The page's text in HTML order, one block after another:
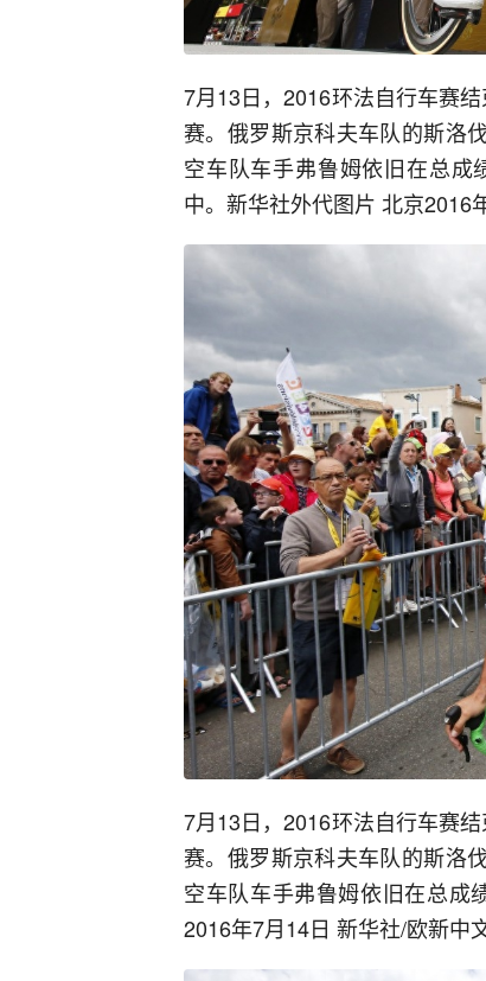
7月13日，2016环法自行车赛
赛。俄罗斯京科夫车队的斯洛
空车队车手弗鲁姆依旧在总
中。新华社外代图片 北京2016
7月13日，2016环法自行车赛
赛。俄罗斯京科夫车队的斯洛
空车队车手弗鲁姆依旧在总成
2016年7月14日 新华社/欧新中